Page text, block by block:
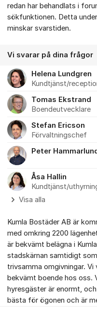
redan har behandlats i
sökfunktionen. Detta
minskar svarstiden.
Vi svarar på dina frågor
Helena Lundgren
Kundtjänst/
Tomas Ekstrand
Boendeutvecklare
Stefan Ericson
Förvaltningschef
Peter Hammarlund
Åsa Hallin
Kundtjänst/
Visa alla
Kumla Bostäder AB är
med omkring 2200
är bekvämt belägna i
stadskärnan samtidigt
trivsamma omgivningar.
bekvämt boende hos oss.
hyresgäster är enormt,
bästa för ögonen och är